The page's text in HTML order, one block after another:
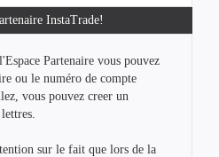
InstaTrade!
Partenaire vous pouvez
ou le numéro de compte
vous pouvez creer un
sur le fait que lors de la